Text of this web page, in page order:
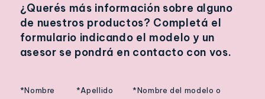
¿Querés más información sobre alguno
de nuestros productos? Completá el
formulario indicando el modelo y un
asesor se pondrá en contacto con vos.
*Nombre *Apellido
*Nombre del modelo o